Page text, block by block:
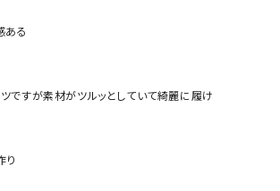
ト）
ンメートルキャレ ）
ある
ですが素材がツルッとしていて綺麗に履け
り